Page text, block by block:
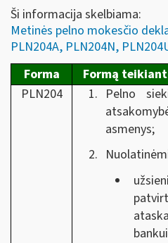
Ši informacija skelbiama:
Metinės pelno mokesčio
PLN204A, PLN204N,
Forma
Formą
PLN204
Pelno
asmenys;